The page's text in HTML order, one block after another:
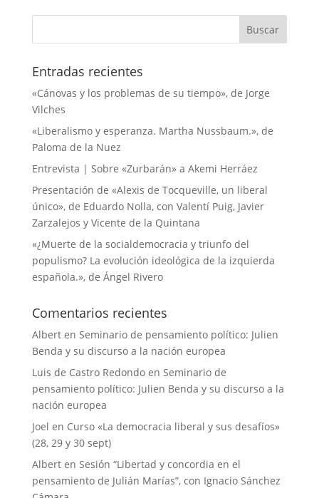
Entradas recientes
«Cánovas y los problemas de su tiempo», de Jorge
Vilches
«Liberalismo y esperanza. Martha Nussbaum.», de
Paloma de la Nuez
Entrevista | Sobre «Zurbarán» a Akemi Herráez
Presentación de «Alexis de Tocqueville, un liberal
único», de Eduardo Nolla, con Valentí Puig, Javier
Zarzalejos y Vicente de la Quintana
«¿Muerte de la socialdemocracia y triunfo del
populismo? La evolución ideológica de la izquierda
española.», de Ángel Rivero
Comentarios recientes
Alberten Seminario de pensamiento político: Julien
Benda y su discurso a la nación europea
Luis de Castro Redondoen Seminario de
pensamiento político: Julien Benda y su discurso a la
nación europea
Joel en Curso «La democracia liberal y sus desafíos»
(28, 29 y 30 sept)
Alberten Sesión “Libertad y concordia en el
pensamiento de Julián Marías”, con Ignacio Sánchez